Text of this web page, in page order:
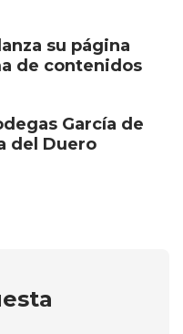
su página
de contenidos
García de
del Duero